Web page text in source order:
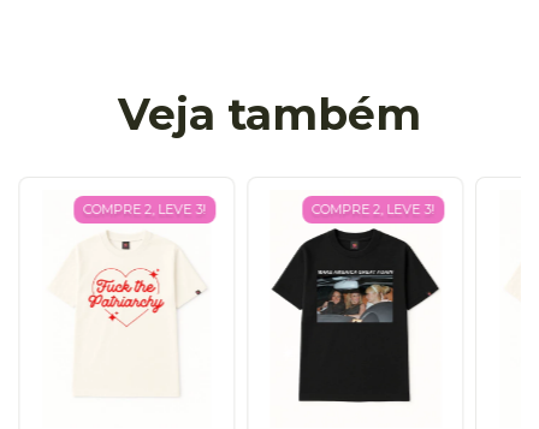
Veja também
COMPRE 2, LEVE 3! COMPRE 2, LEVE 3!